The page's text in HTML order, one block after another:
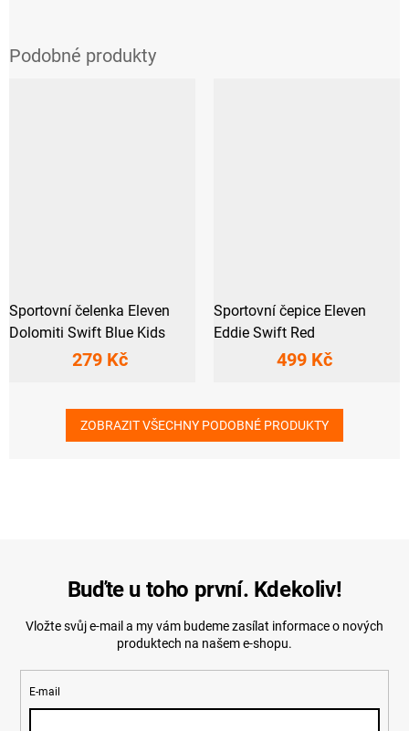
Sportovní čelenka Eleven
Dolomiti Swift Blue Kids
279 Kč
Sportovní čepice Eleven
Eddie Swift Red
499 Kč
ZOBRAZIT VŠECHNY PODOBNÉ PRODUKTY
Buďte u toho první. Kdekoliv!
Vložte svůj e-mail a my vám budeme zasílat informace o nových
produktech na našem e-shopu.
E-mail